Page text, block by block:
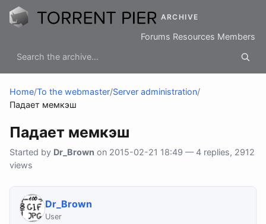
ARCHIVE
Forums Resources Members
Home/To the webmaster/Server administration/
Падает мемкэш
Падает мемкэш
Started by Dr_Brown on 2015-02-21 18:49 — 4 replies, 2912
views
Dr_Brown
User